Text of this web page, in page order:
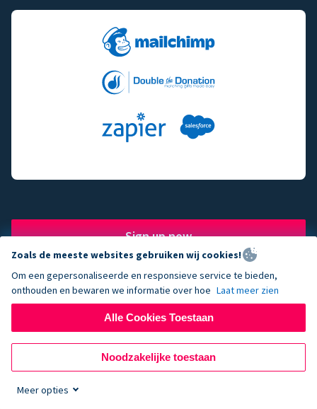
Sign up now
The fundraising engine of
choice for successful
Zoals de meeste websites gebruiken wij cookies!
Om een gepersonaliseerde en responsieve service te bieden,
onthouden en bewaren we informatie over hoe Laat meer zien
Alle Cookies Toestaan
Noodzakelijke toestaan
Meer opties